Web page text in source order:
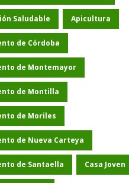
Saludable Apicultura
de Córdoba
de Montemayor
de Montilla
de Moriles
de Nueva Carteya
de Santaella Casa Joven